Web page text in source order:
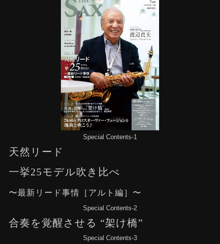
Special Contents-1
天然リード
一挙25モデル吹き比べ
〜最新リード事情［アルト編］〜
Special Contents-2
合奏を覚醒させる “架け橋”
Special Contents-3